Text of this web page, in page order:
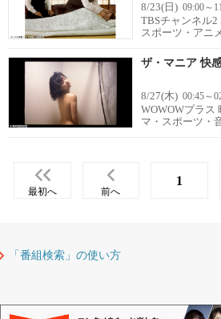
8/23(日) 09:00～
TBSチャンネル2
スポーツ・アニ
ザ・マニア 快
8/27(木) 00:45～
WOWOWプラス
マ・スポーツ・
最初へ 前へ
1
「番組検索」の使い方